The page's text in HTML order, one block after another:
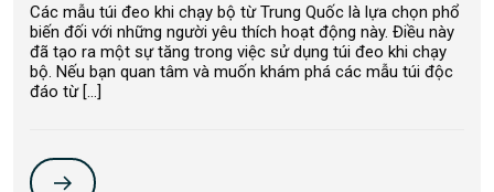
Các mẫu túi đeo khi chạy bộ từ Trung Quốc là lựa chọn phổ
biến đối với những người yêu thích hoạt động này. Điều này
đã tạo ra một sự tăng trong việc sử dụng túi đeo khi chạy
bộ. Nếu bạn quan tâm và muốn khám phá các mẫu túi độc
đáo từ […]